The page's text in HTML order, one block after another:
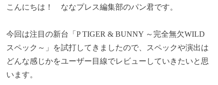
こんにちは！ ななプレス編集部のパン君です。
今回は注目の新台「P TIGER & BUNNY ～完全無欠WILD
スペック～」を試打してきましたので 、スペックや演出は
どんな感じかをユーザー目線でレビューしていきたいと思
います。